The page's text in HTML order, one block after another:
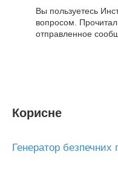
Вы пользуетесь
вопросом.
отправленное
Корисне
Генератор безпечних